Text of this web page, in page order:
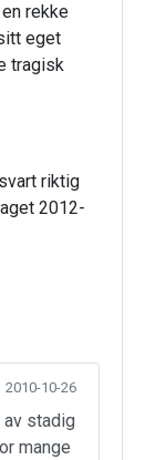
rekke
eget
tragisk
riktig
2012-
2010-10-26
stadig
mange